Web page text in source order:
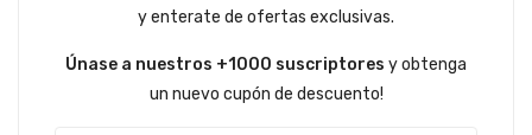
y enterate de ofertas exclusivas.
Únase a nuestros +1000 suscriptores y obtenga
un nuevo cupón de descuento!